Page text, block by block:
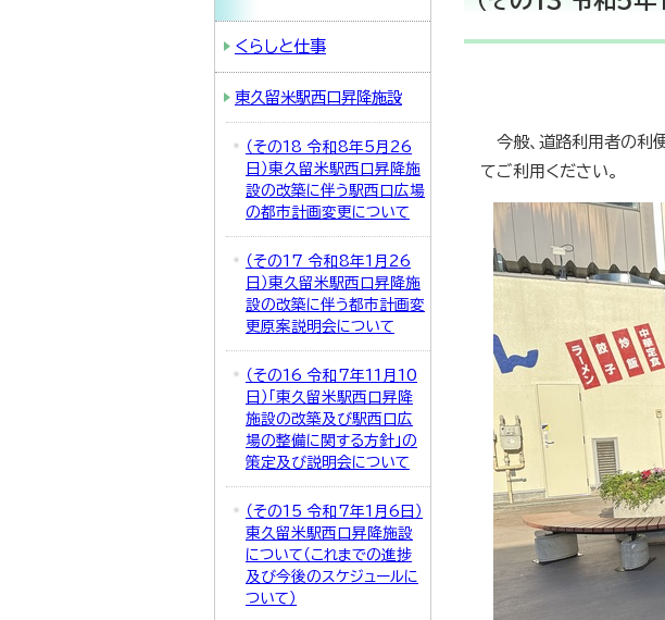
今般、道路利用者の利
てご利用ください。
くらしと仕事
東久留米駅西口昇降施設
（その18 令和8年5月26
日）東久留米駅西口昇降施
設の改築に伴う駅西口広場
の都市計画変更について
（その17 令和8年1月26
日）東久留米駅西口昇降施
設の改築に伴う都市計画変
更原案説明会について
（その16 令和7年11月10
日）「東久留米駅西口昇降
施設の改築及び駅西口広
場の整備に関する方針」の
策定及び説明会について
（その15 令和7年1月6日）
東久留米駅西口昇降施設
について（これまでの進捗
及び今後のスケジュールに
ついて）